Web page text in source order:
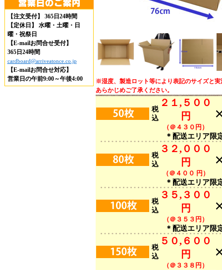
※湿度、製造ロット等により表記のサイズと
あらかじめご了承ください。
税
込
２１,５００
円
（＠４３０円）
＊配送エリア限
税
込
３２,０００
円
（＠４００ 円）
＊配送エリア限
税
込
３５,３００
円
（＠３５３円）
＊配送エリア限
税
込
５０,６００
円
（＠３３８円）
【注文受付】 365日24時間
【定休日】 水曜・土曜・日
曜・祝祭日
【E-mailお問合せ受付】
365日24時間
cardboard@arriveatonce.co.jp
【E-mailお問合せ対応】
営業日の午前9:00～午後4:00